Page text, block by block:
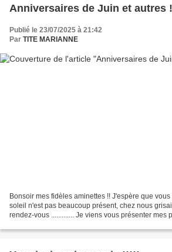
Anniversaires de Juin et autres
Publié le 23/07/2025 à 21:42
Par TITE MARIANNE
Bonsoir mes fidèles aminettes !! J'espère que
soleil n'est pas beaucoup présent, chez nous
rendez-vous ............. Je viens vous présenter mes